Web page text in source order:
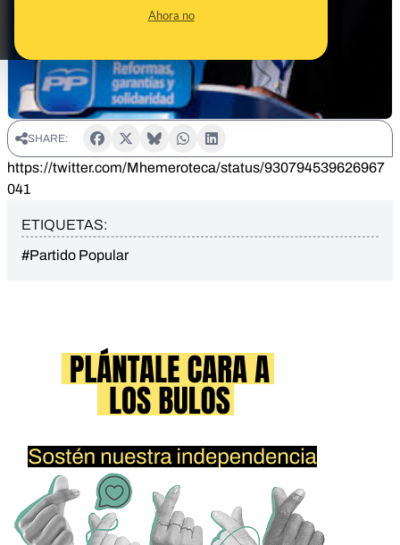
Ahora no
SHARE:
https://twitter.com/Mhemeroteca/status/930794539626967
041
ETIQUETAS:
#Partido Popular